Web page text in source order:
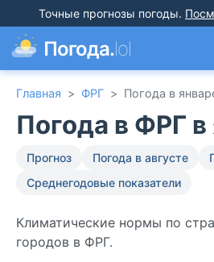
Точные прогнозы погоды.
Погода.lol
Главная > ФРГ > Погода в
Погода в ФРГ в
Прогноз Погода в августе
Среднегодовые показатели
Климатические нормы по
городов в ФРГ.